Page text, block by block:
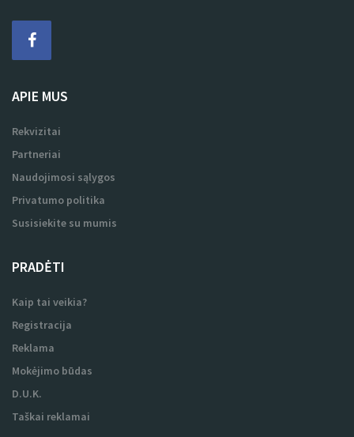
APIE MUS
Rekvizitai
Partneriai
Naudojimosi sąlygos
Privatumo politika
Susisiekite su mumis
PRADĖTI
Kaip tai veikia?
Registracija
Reklama
Mokėjimo būdas
D.U.K.
Taškai reklamai